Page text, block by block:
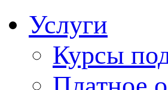
Услуги
Курсы